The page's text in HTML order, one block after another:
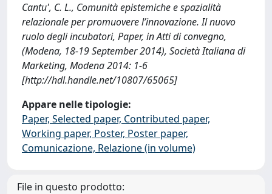
Cantu', C. L., Comunità epistemiche e spazialità
relazionale per promuovere l’innovazione. Il nuovo
ruolo degli incubatori, Paper, in Atti di convegno,
(Modena, 18-19 September 2014), Società Italiana di
Marketing, Modena 2014: 1-6
[http://hdl.handle.net/10807/65065]
Appare nelle tipologie:
Paper, Selected paper, Contributed paper,
Working paper, Poster, Poster paper,
Comunicazione, Relazione (in volume)
File in questo prodotto: